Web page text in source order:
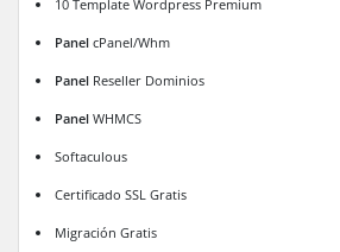
10 Template Wordpress Premium
PanelcPanel/Whm
Panel Reseller Dominios
PanelWHMCS
Softaculous
Certificado SSL Gratis
Migración Gratis